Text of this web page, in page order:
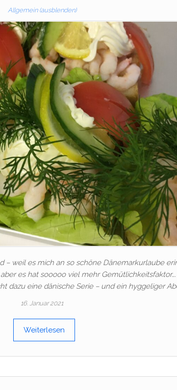
Allgemein (ausblenden)
– weil es mich an so schöne Dänemarkurlaube
es hat sooooo viel mehr
dazu eine dänische Serie – und ein hyggeliger
16. Januar 2021
Weiterlesen